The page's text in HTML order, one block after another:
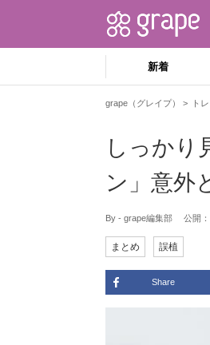
新着
grape（グレイプ） ト
しっかり
ン」意外
By - grape編集部 公開：
まとめ 誤植
Share